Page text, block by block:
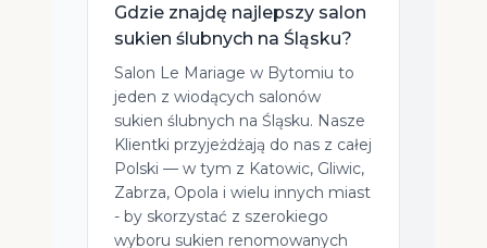
Gdzie znajdę najlepszy salon
sukien ślubnych na Śląsku?
Salon Le Mariage w Bytomiu to
jeden z wiodących salonów
sukien ślubnych na Śląsku. Nasze
Klientki przyjeżdżają do nas z całej
Polski — w tym z Katowic, Gliwic,
Zabrza, Opola i wielu innych miast
- by skorzystać z szerokiego
wyboru sukien renomowanych